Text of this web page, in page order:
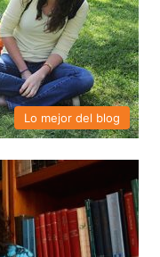
Lo mejor del blog